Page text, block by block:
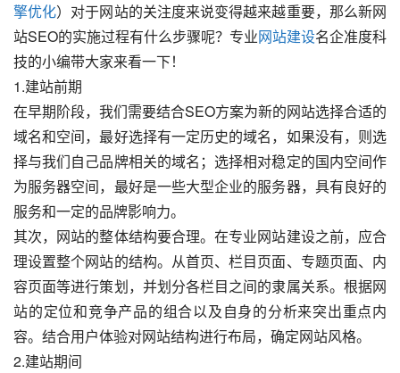
擎优化）对于网站的关注度来说变得越来越重要，那么新网
站SEO的实施过程有什么步骤呢？专业网站建设名企准度科
技的小编带大家来看一下！
1.建站前期
在早期阶段，我们需要结合SEO方案为新的网站选择合适的
域名和空间，最好选择有一定历史的域名，如果没有，则选
择与我们自己品牌相关的域名；选择相对稳定的国内空间作
为服务器空间，最好是一些大型企业的服务器，具有良好的
服务和一定的品牌影响力。
其次，网站的整体结构要合理。在专业网站建设之前，应合
理设置整个网站的结构。从首页、栏目页面、专题页面、内
容页面等进行策划，并划分各栏目之间的隶属关系。根据网
站的定位和竞争产品的组合以及自身的分析来突出重点内
容。结合用户体验对网站结构进行布局，确定网站风格。
2.建站期间